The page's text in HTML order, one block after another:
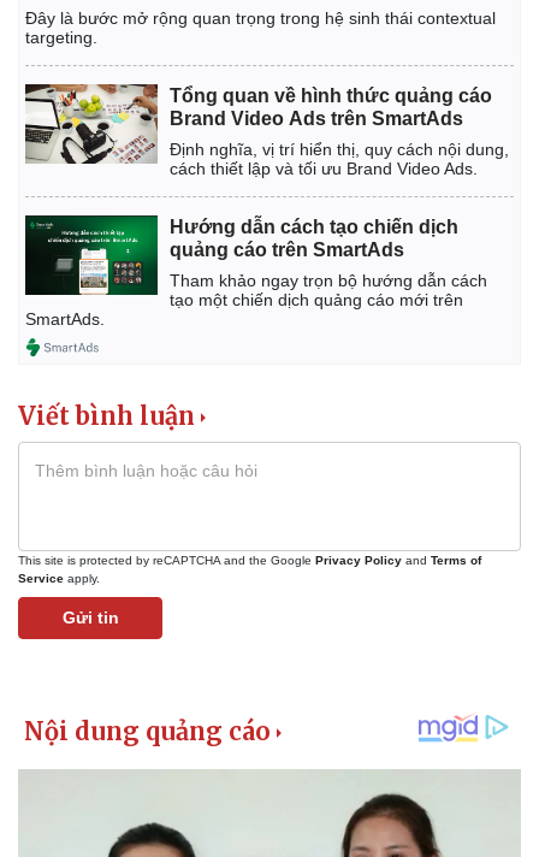
Đây là bước mở rộng quan trọng trong hệ sinh thái contextual
targeting.
Tổng quan về hình thức quảng cáo
Brand Video Ads trên SmartAds
Định nghĩa, vị trí hiển thị, quy cách nội dung,
cách thiết lập và tối ưu Brand Video Ads.
Hướng dẫn cách tạo chiến dịch
quảng cáo trên SmartAds
Tham khảo ngay trọn bộ hướng dẫn cách
tạo một chiến dịch quảng cáo mới trên
SmartAds.
Viết bình luận
This site is protected by reCAPTCHA and the Google Privacy Policy and Terms of
Service apply.
Gửi tin